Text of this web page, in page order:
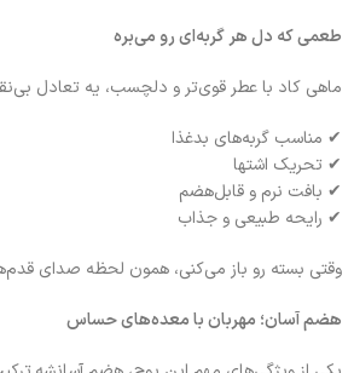
طعمی که دل هر گربه‌ای رو می‌بره
ماهی کاد با عطر قوی‌تر و دلچسب، یه تعادل
✔ مناسب گربه‌های بدغذا
✔ تحریک اشتها
✔ بافت نرم و قابل‌هضم
✔ رایحه طبیعی و جذاب
وقتی بسته رو باز می‌کنی، همون لحظه صدای
هضم آسان؛ مهربان با معده‌های حساس